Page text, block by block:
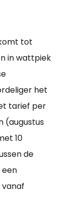
tot
in wattpiek
het
tarief per
(augustus
10
de